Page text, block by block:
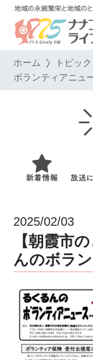
ホーム トピック
ボランティアニュ
2025/02/03
【朝霞市
んのボラ